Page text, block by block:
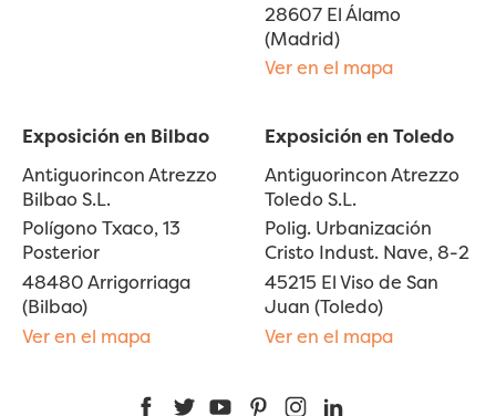
28607 El Álamo
(Madrid)
Ver en el mapa
Exposición en Bilbao
Antiguorincon Atrezzo
Bilbao S.L.
Polígono Txaco, 13
Posterior
48480 Arrigorriaga
(Bilbao)
Ver en el mapa
Exposición en Toledo
Antiguorincon Atrezzo
Toledo S.L.
Polig. Urbanización
Cristo Indust. Nave, 8-2
45215 El Viso de San
Juan (Toledo)
Ver en el mapa
FacebookTwitterYouTubePinterestInstagram